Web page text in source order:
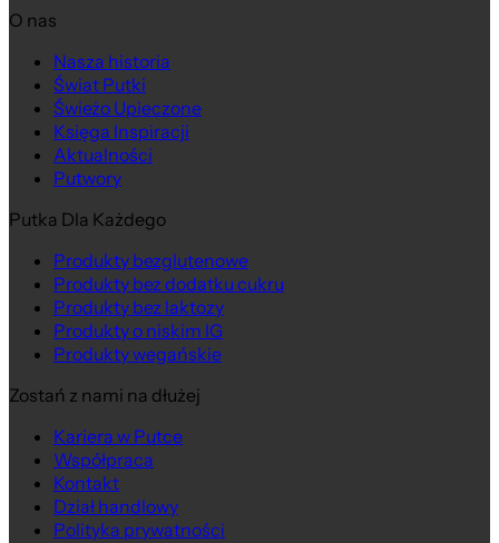
O nas
Nasza historia
Świat Putki
Świeżo Upieczone
Księga Inspiracji
Aktualności
Putwory
Putka Dla Każdego
Produkty bezglutenowe
Produkty bez dodatku cukru
Produkty bez laktozy
Produkty o niskim IG
Produkty wegańskie
Zostań z nami na dłużej
Kariera w Putce
Współpraca
Kontakt
Dział handlowy
Polityka prywatności